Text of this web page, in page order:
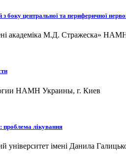
боку центральної та периферичної
академіка М.Д. Стражеска»
НАМН Украины, г. Киев
проблема лікування
імені Данила